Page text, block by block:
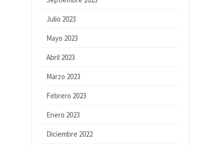
Julio 2023
Mayo 2023
Abril 2023
Marzo 2023
Febrero 2023
Enero 2023
Diciembre 2022